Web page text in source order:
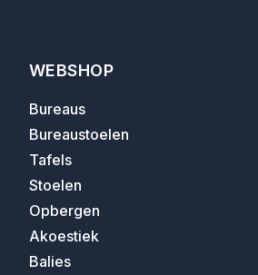
WEBSHOP
Bureaus
Bureaustoelen
Tafels
Stoelen
Opbergen
Akoestiek
Balies